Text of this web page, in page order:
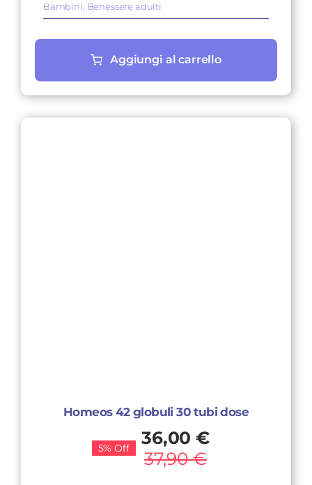
Bambini, Benessere adulti
Aggiungi al carrello
Homeos 42 globuli 30 tubi dose
37,90€
Il
prezzo
36,00 €
Il
prezzo
5% Off